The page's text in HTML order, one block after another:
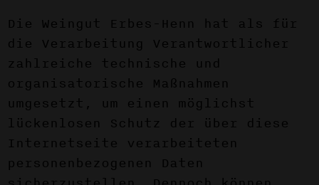
Die Weingut Erbes-Henn hat als für
die Verarbeitung Verantwortlicher
zahlreiche technische und
organisatorische Maßnahmen
umgesetzt, um einen möglichst
lückenlosen Schutz der über diese
Internetseite verarbeiteten
personenbezogenen Daten